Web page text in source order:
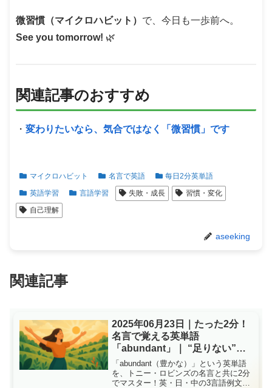
微習慣（マイクロハビット） で、今日も一歩前へ。
See you tomorrow! 🌿
関連記事のおすすめ
・ 変わりたいなら、気合ではなく「微習慣」です
マイクロハビット 名言で英語
每日2分英単語
英語学習
言語学習 失敗・成長
習慣・変化
自己理解
aseeking
関連記事
2025年06月23日｜たった2分！
名言で覚える英単語
「abundant」｜ “足りない”思
考を手放した日
「abundant（豊かな）」という英単語
を、トニー・ロビンズの名言と共に2分
でマスター！英・日・中の3言語例文や